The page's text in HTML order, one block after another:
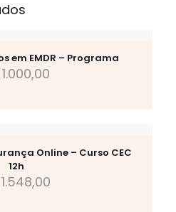
em EMDR – Programa
1.000,00
Online – Curso CEC
12h
1.548,00